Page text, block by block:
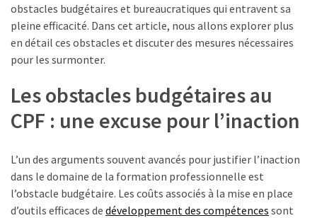
qui
réellement
changer
financement
par
les
OPCO
obstacles budgétaires et bureaucratiques qui entravent sa
pleine efficacité. Dans cet article, nous allons explorer plus
en détail ces obstacles et discuter des mesures nécessaires
pour les surmonter.
Les obstacles budgétaires au
CPF : une excuse pour l’inaction
L’un des arguments souvent avancés pour justifier l’inaction
dans le domaine de la formation professionnelle est
l’obstacle budgétaire. Les coûts associés à la mise en place
d’outils efficaces de développement des compétences sont